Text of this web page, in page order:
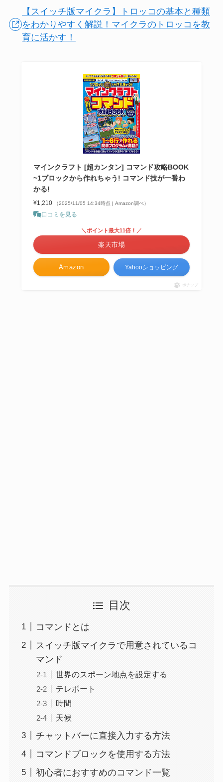
【スイッチ版マイクラ】トロッコの基本と種類
をわかりやすく解説！マイクラのトロッコを教
育に活かす！
マインクラフト [超カンタン] コマンド攻略BOOK
~1ブロックから作れちゃう! コマンド技が一番わ
かる!
¥1,210 （2025/11/05 14:34時点 | Amazon調べ）
口コミを見る
Amazon
＼ポイント最大11倍！／
楽天市場
Yahooショッピング
ポチップ
目次
コマンドとは
スイッチ版マイクラで用意されているコ
マンド
世界のスポーン地点を設定する
テレポート
時間
天候
チャットバーに直接入力する方法
コマンドブロックを使用する方法
初心者におすすめのコマンド一覧